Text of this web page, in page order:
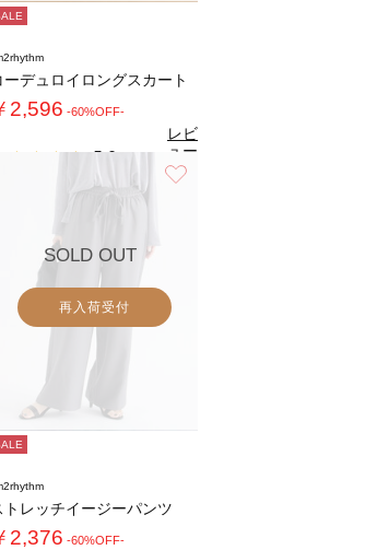
ーデュロイロングスカート
2,596 -60%OFF-
5.0（1）
レビ
ュー
を見
る
SOLD OUT
再入荷受付
トレッチイージーパンツ
2,376 -60%OFF-